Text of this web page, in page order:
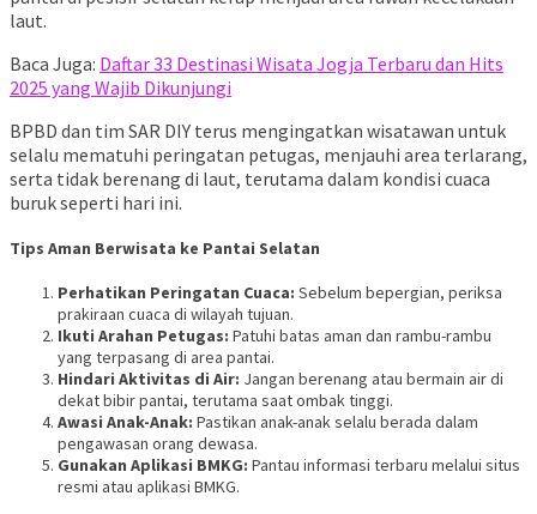
laut.
Baca Juga: Daftar 33 Destinasi Wisata Jogja Terbaru dan Hits
2025 yang Wajib Dikunjungi
BPBD dan tim SAR DIY terus mengingatkan wisatawan untuk
selalu mematuhi peringatan petugas, menjauhi area terlarang,
serta tidak berenang di laut, terutama dalam kondisi cuaca
buruk seperti hari ini.
Tips Aman Berwisata ke Pantai Selatan
Perhatikan Peringatan Cuaca: Sebelum bepergian, periksa
prakiraan cuaca di wilayah tujuan.
Ikuti Arahan Petugas: Patuhi batas aman dan rambu-rambu
yang terpasang di area pantai.
Hindari Aktivitas di Air: Jangan berenang atau bermain air di
dekat bibir pantai, terutama saat ombak tinggi.
Awasi Anak-Anak: Pastikan anak-anak selalu berada dalam
pengawasan orang dewasa.
Gunakan Aplikasi BMKG: Pantau informasi terbaru melalui situs
resmi atau aplikasi BMKG.